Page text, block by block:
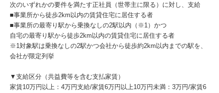
次のいずれかの要件を満たす正社員（世帯主に限る）に対し、支給
■事業所から徒歩2km以内の賃貸住宅に居住する者
■事業所の最寄り駅から乗換なしの2駅以内（※1）かつ
自宅の最寄り駅から徒歩2km以内の賃貸住宅に居住する者
※1対象駅は乗換なしの2駅かつ会社から徒歩約2km以内までの駅を、
会社が限定列挙
▼支給区分（共益費等を含む支払家賃）
家賃10万円以上：4万円支給/家賃6万円以上10万円未満：3万円/家賃6